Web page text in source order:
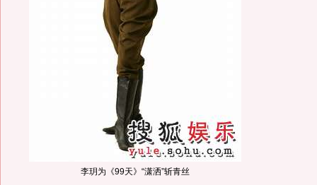
李玥为《99天》“潇洒”斩青丝